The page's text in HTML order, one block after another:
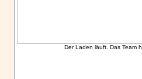
Der Laden läuft. Das Team